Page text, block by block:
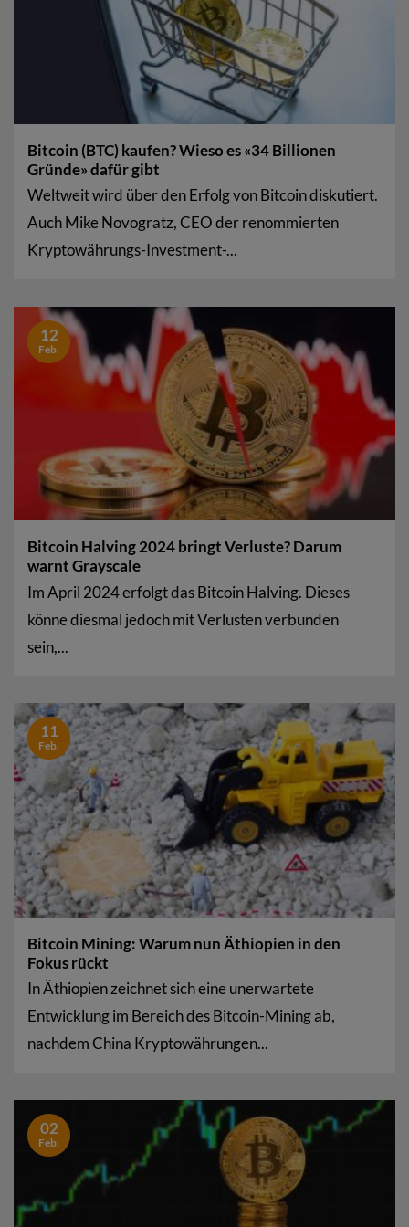
Bitcoin (BTC) kaufen? Wieso es «34 Billionen
Gründe» dafür gibt
Weltweit wird über den Erfolg von Bitcoin diskutiert.
Auch Mike Novogratz, CEO der renommierten
Kryptowährungs-Investment-...
Bitcoin Halving 2024 bringt Verluste? Darum
warnt Grayscale
Im April 2024 erfolgt das Bitcoin Halving. Dieses
könne diesmal jedoch mit Verlusten verbunden
sein,...
12
Feb.
Bitcoin Mining: Warum nun Äthiopien in den
Fokus rückt
In Äthiopien zeichnet sich eine unerwartete
Entwicklung im Bereich des Bitcoin-Mining ab,
nachdem China Kryptowährungen...
11
Feb.
02
Feb.